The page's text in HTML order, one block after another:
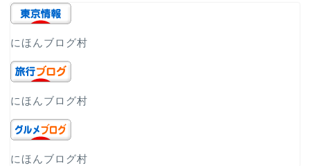
にほんブログ村
にほんブログ村
にほんブログ村